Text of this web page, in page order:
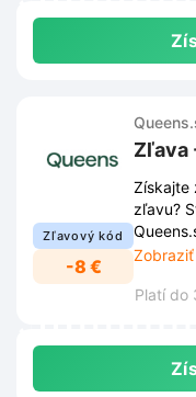
Zľavový kód
-8 €
Zľava
Získajte
zľavu? Stačí sa zaregistrovať na eshope
Queens.sk. Po registrácii sa
Platí do